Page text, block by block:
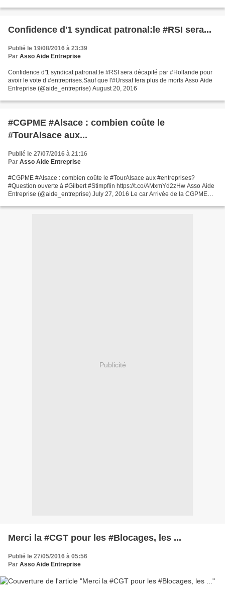
Confidence d'1 syndicat patronal:le #RSI sera...
Publié le 19/08/2016 à 23:39
Par Asso Aide Entreprise
Confidence d'1 syndicat patronal:le #RSI sera décapité par #Hollande pour
avoir le vote d #entreprises.Sauf que l'#Urssaf fera plus de morts Asso Aide
Entreprise (@aide_entreprise) August 20, 2016
#CGPME #Alsace : combien coûte le
#TourAlsace aux...
Publié le 27/07/2016 à 21:16
Par Asso Aide Entreprise
#CGPME #Alsace : combien coûte le #TourAlsace aux #entreprises?
#Question ouverte à #Gilbert #Stimpflin https://t.co/AMxmYd2zHw Asso Aide
Entreprise (@aide_entreprise) July 27, 2016 Le car Arrivée de la CGPME
Publicité
Merci la #CGT pour les #Blocages, les ...
Publié le 27/05/2016 à 05:56
Par Asso Aide Entreprise